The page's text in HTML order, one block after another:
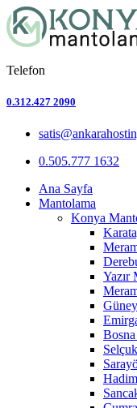
Telefon
0.312.427 2090
0.505.777 1632
Ana Sayfa
Mantolama
Konya
Yazır